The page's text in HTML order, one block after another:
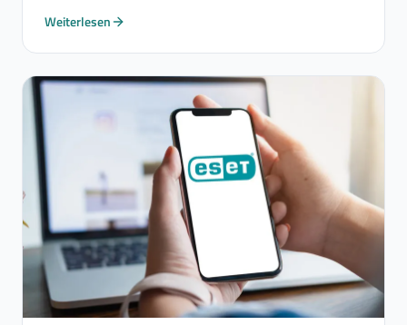
Weiterlesen